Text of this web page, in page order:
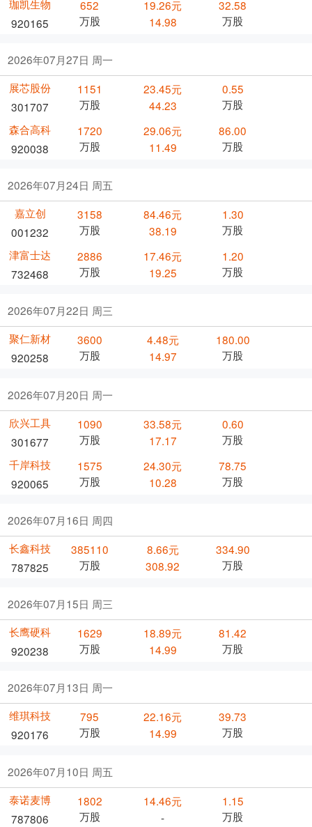
珈凯生物
920165
652
万股
19.26元
14.98
32.58
万股
2026年07月27日 周一
展芯股份
301707
1151
万股
23.45元
44.23
0.55
万股
森合高科
920038
1720
万股
29.06元
11.49
86.00
万股
2026年07月24日 周五
嘉立创
001232
3158
万股
84.46元
38.19
1.30
万股
津富士达
732468
2886
万股
17.46元
19.25
1.20
万股
2026年07月22日 周三
聚仁新材
920258
3600
万股
4.48元
14.97
180.00
万股
2026年07月20日 周一
欣兴工具
301677
1090
万股
33.58元
17.17
0.60
万股
千岸科技
920065
1575
万股
24.30元
10.28
78.75
万股
2026年07月16日 周四
长鑫科技
787825
385110
万股
8.66元
308.92
334.90
万股
2026年07月15日 周三
长鹰硬科
920238
1629
万股
18.89元
14.99
81.42
万股
2026年07月13日 周一
维琪科技
920176
795
万股
22.16元
14.99
39.73
万股
2026年07月10日 周五
泰诺麦博
787806
1802
万股
14.46元
-
1.15
万股